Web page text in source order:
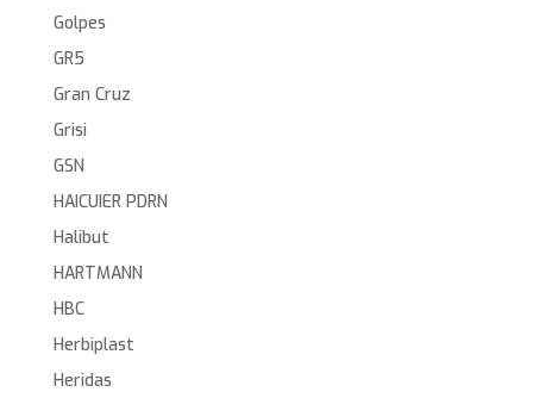
Golpes
GR5
Gran Cruz
Grisi
GSN
HAICUIER PDRN
Halibut
HARTMANN
HBC
Herbiplast
Heridas